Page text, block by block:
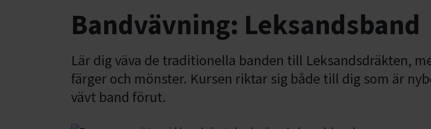
Bandvävning: Leksandsband
Lär dig väva de traditionella banden till Leksandsdräkten,
färger och mönster. Kursen riktar sig både till dig som är
vävt band förut.